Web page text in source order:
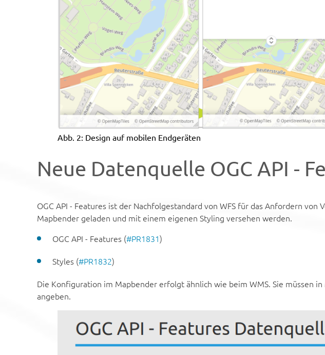
Abb. 2: Design auf mobilen Endgeräten
Neue Datenquelle OGC API -
OGC API ­- Features ist der Nachfolgestandard von WFS für das Anfordern
Mapbender geladen und mit einem eigenen Styling versehen werden.
OGC API ­- Features (#PR1831)
Styles (#PR1832)
Die Konfiguration im Mapbender erfolgt ähnlich wie beim WMS. Sie müssen
angeben.